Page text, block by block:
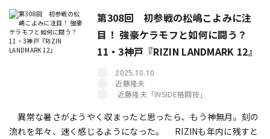
第308回 初参戦の松嶋こよみに注
目！ 強豪ケラモフと如何に闘う？
11・3神戸『RIZIN LANDMARK 12』
2025.10.10
近藤隆夫
近藤隆夫「INSIDE格闘技」
異常な暑さがようやく収まったと思ったら、もう神無月。刻の
流れを年々、速く感じるようになった。 RIZINも年内に残すと